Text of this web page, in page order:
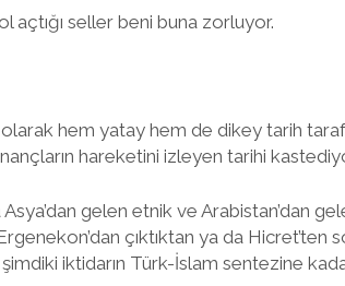
açtığı seller beni buna zorluyor.
hem yatay hem de dikey tarih
hareketini izleyen tarihi
gelen etnik ve Arabistan’dan
çıktıktan ya da Hicret’ten
iktidarın Türk-İslam sentezine